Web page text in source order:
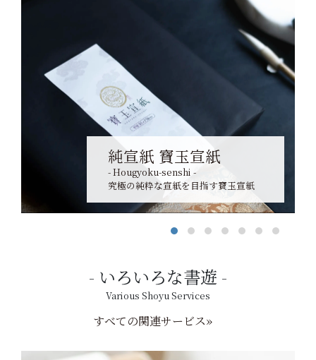
純宣紙 寶玉宣紙
- Hougyoku-senshi -
究極の純粋な宣紙を目指す寶玉宣紙
いろいろな書遊
Various Shoyu Services
すべての関連サービス»